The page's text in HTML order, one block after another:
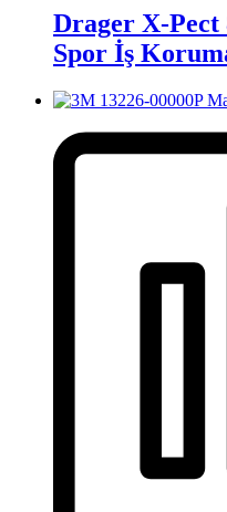
Drager X-Pect
Spor İş